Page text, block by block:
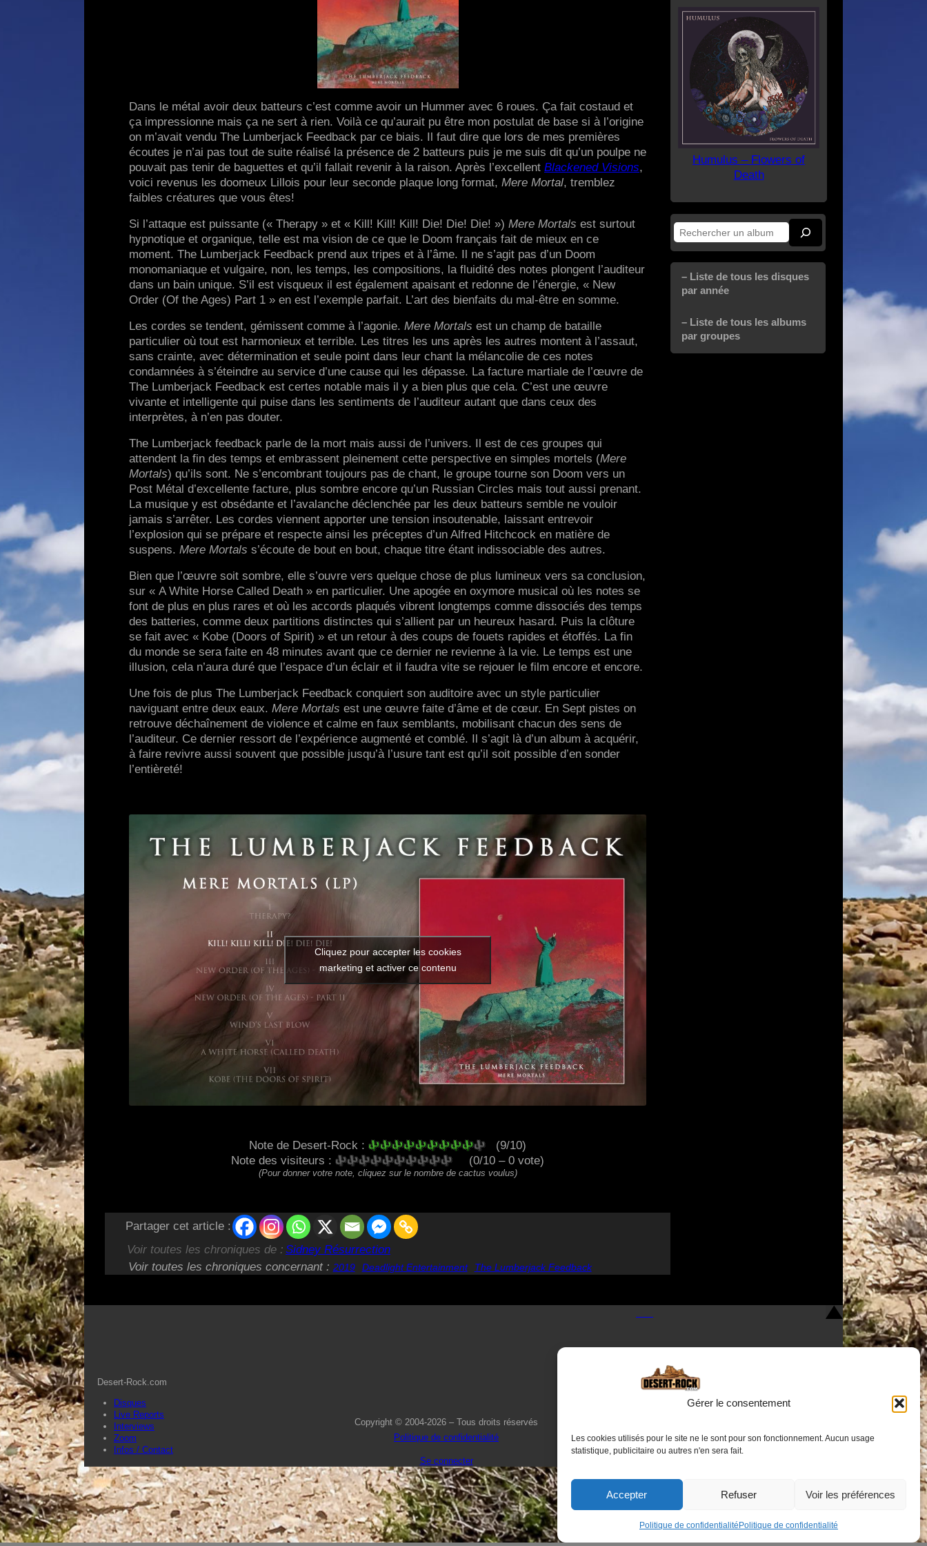
Gérer le consentement
Les cookies utilisés pour le site ne le sont pour son fonctionnement. Aucun usage
statistique, publicitaire ou autres n'en sera fait.
Accepter Refuser Voir les préférences
Politique de confidentialité Politique de confidentialité
Dans le métal avoir deux batteurs c’est comme avoir un Hummer avec 6 roues. Ça fait costaud et
ça impressionne mais ça ne sert à rien. Voilà ce qu’aurait pu être mon postulat de base si à l’origine
on m’avait vendu The Lumberjack Feedback par ce biais. Il faut dire que lors de mes premières
écoutes je n’ai pas tout de suite réalisé la présence de 2 batteurs puis je me suis dit qu’un poulpe ne
pouvait pas tenir de baguettes et qu’il fallait revenir à la raison. Après l’excellent Blackened Visions,
voici revenus les doomeux Lillois pour leur seconde plaque long format, Mere Mortal, tremblez
faibles créatures que vous êtes!
Si l’attaque est puissante (« Therapy » et « Kill! Kill! Kill! Die! Die! Die! ») Mere Mortals est surtout
hypnotique et organique, telle est ma vision de ce que le Doom français fait de mieux en ce
moment. The Lumberjack Feedback prend aux tripes et à l’âme. Il ne s’agit pas d’un Doom
monomaniaque et vulgaire, non, les temps, les compositions, la fluidité des notes plongent l’auditeur
dans un bain unique. S’il est visqueux il est également apaisant et redonne de l’énergie, « New
Order (Of the Ages) Part 1 » en est l’exemple parfait. L’art des bienfaits du mal-être en somme.
Les cordes se tendent, gémissent comme à l’agonie. Mere Mortals est un champ de bataille
particulier où tout est harmonieux et terrible. Les titres les uns après les autres montent à l’assaut,
sans crainte, avec détermination et seule point dans leur chant la mélancolie de ces notes
condamnées à s’éteindre au service d’une cause qui les dépasse. La facture martiale de l’œuvre de
The Lumberjack Feedback est certes notable mais il y a bien plus que cela. C’est une œuvre
vivante et intelligente qui puise dans les sentiments de l’auditeur autant que dans ceux des
interprètes, à n’en pas douter.
The Lumberjack feedback parle de la mort mais aussi de l’univers. Il est de ces groupes qui
attendent la fin des temps et embrassent pleinement cette perspective en simples mortels (Mere
Mortals) qu’ils sont. Ne s’encombrant toujours pas de chant, le groupe tourne son Doom vers un
Post Métal d’excellente facture, plus sombre encore qu’un Russian Circles mais tout aussi prenant.
La musique y est obsédante et l’avalanche déclenchée par les deux batteurs semble ne vouloir
jamais s’arrêter. Les cordes viennent apporter une tension insoutenable, laissant entrevoir
l’explosion qui se prépare et respecte ainsi les préceptes d’un Alfred Hitchcock en matière de
suspens. Mere Mortals s’écoute de bout en bout, chaque titre étant indissociable des autres.
Bien que l’œuvre soit sombre, elle s’ouvre vers quelque chose de plus lumineux vers sa conclusion,
sur « A White Horse Called Death » en particulier. Une apogée en oxymore musical où les notes se
font de plus en plus rares et où les accords plaqués vibrent longtemps comme dissociés des temps
des batteries, comme deux partitions distinctes qui s’allient par un heureux hasard. Puis la clôture
se fait avec « Kobe (Doors of Spirit) » et un retour à des coups de fouets rapides et étoffés. La fin
du monde se sera faite en 48 minutes avant que ce dernier ne revienne à la vie. Le temps est une
illusion, cela n’aura duré que l’espace d’un éclair et il faudra vite se rejouer le film encore et encore.
Une fois de plus The Lumberjack Feedback conquiert son auditoire avec un style particulier
naviguant entre deux eaux. Mere Mortals est une œuvre faite d’âme et de cœur. En Sept pistes on
retrouve déchaînement de violence et calme en faux semblants, mobilisant chacun des sens de
l’auditeur. Ce dernier ressort de l’expérience augmenté et comblé. Il s’agit là d’un album à acquérir,
à faire revivre aussi souvent que possible jusqu’à l’usure tant est qu’il soit possible d’en sonder
l’entièreté!
Cliquez pour accepter les cookies
marketing et activer ce contenu
Note de Desert-Rock :
(9/10)
Note des visiteurs :
(0/10 – 0 vote)
(Pour donner votre note, cliquez sur le nombre de cactus voulus)
Partager cet article :
Voir toutes les chroniques de : Sidney Résurrection
Voir toutes les chroniques concernant : 2019 Deadlight Entertainment The Lumberjack Feedback
Humulus – Flowers of
Death
Rechercher
– Liste de tous les disques
par année
– Liste de tous les albums
par groupes
Desert-Rock.com
Disques
Live Reports
Interviews
Zoom
Infos / Contact
Copyright © 2004-2026 – Tous droits réservés
Politique de confidentialité
Se connecter
Nous contacter